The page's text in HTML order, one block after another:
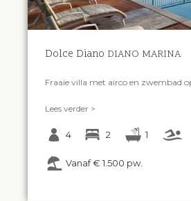
Dolce Diano DIANO MARINA
Fraaie villa met airco en zwembad
Lees verder >
4 2 1
Vanaf € 1.500 pw.